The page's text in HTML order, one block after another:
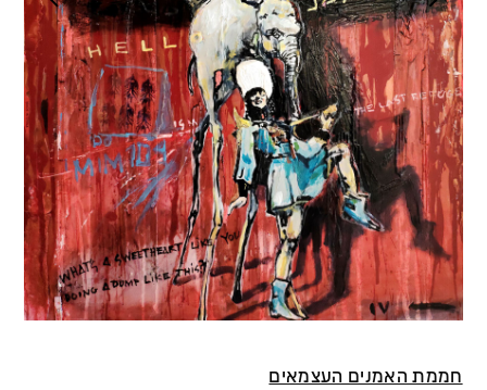
חממת האמנים העצמאים